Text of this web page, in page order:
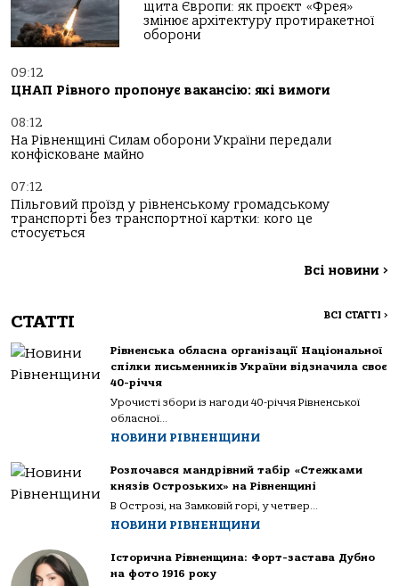
щита Європи: як проєкт «Фрея»
змінює архітектуру протиракетної
оборони
09:12
ЦНАП Рівного пропонує вакансію: які вимоги
08:12
На Рівненщині Силам оборони України передали
конфісковане майно
07:12
Пільговий проїзд у рівненському громадському
транспорті без транспортної картки: кого це
стосується
Всі новини >
СТАТТІ ВСІ СТАТТІ >
Рівненська обласна організації Національної
спілки письменників України відзначила своє
40-річчя
Урочисті збори із нагоди 40-річчя Рівненської
обласної...
НОВИНИ РІВНЕНЩИНИ
Розпочався мандрівний табір «Стежками
князів Острозьких» на Рівненщині
В Острозі, на Замковій горі, у четвер...
НОВИНИ РІВНЕНЩИНИ
Історична Рівненщина: Форт-застава Дубно
на фото 1916 року